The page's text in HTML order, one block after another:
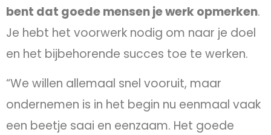
bent dat goede mensen je werk opmerken.
Je hebt het voorwerk nodig om naar je doel
en het bijbehorende succes toe te werken.
“We willen allemaal snel vooruit, maar
ondernemen is in het begin nu eenmaal vaak
een beetje saai en eenzaam. Het goede